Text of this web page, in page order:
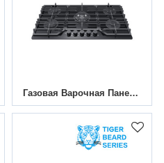
Газовая Варочная Панель С 5 Конфорками, 30 Дюймов, MGBG-875T|Поддержка OEM И ODM